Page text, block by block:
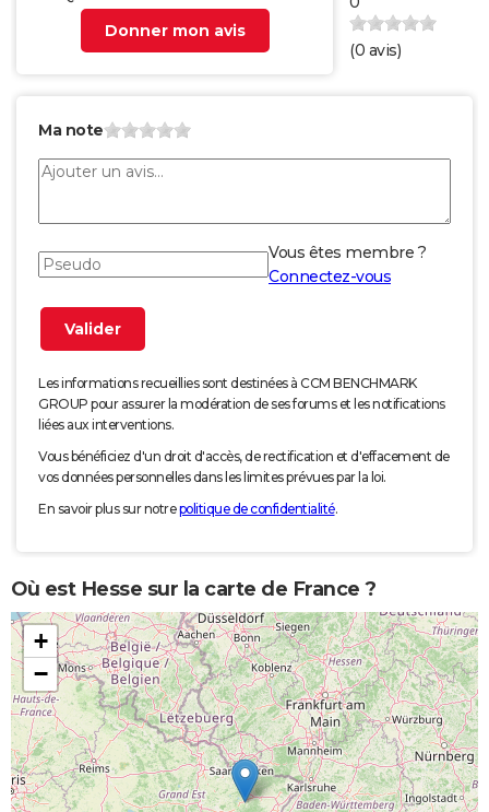
Donner mon avis
(0 avis)
Ma note
Vous êtes membre ?
Connectez-vous
Les informations recueillies sont destinées à CCM BENCHMARK
GROUP pour assurer la modération de ses forums et les notifications
liées aux interventions.
Vous bénéficiez d'un droit d'accès, de rectification et d'effacement de
vos données personnelles dans les limites prévues par la loi.
En savoir plus sur notrepolitique de confidentialité.
Où est Hesse sur la carte de France ?
+
−